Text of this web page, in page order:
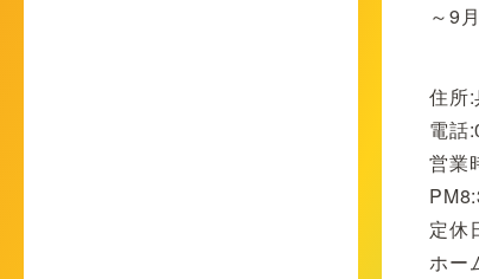
～9
住所
電話
営業
定休
ホー